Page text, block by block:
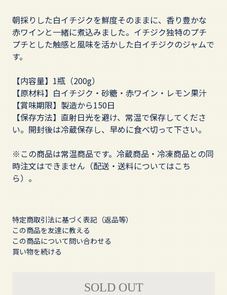
朝採りした白イチジクを鮮度そのままに、香り豊かな
赤ワインと一緒に煮込みました。イチジク独特のプチ
プチとした触感と風味を活かした白イチジクのジャムで
す。
【内容量】1瓶（200g）
【原材料】白イチジク・砂糖・赤ワイン・レモン果汁
【賞味期限】製造から150日
【保存方法】直射日光を避け、常温で保存してくださ
い。開封後は冷蔵保存し、早めに食べ切って下さい。
※この商品は常温商品です。冷蔵商品・冷凍商品との同
時注文はできません（配送・送料についてはこち
ら）。
特定商取引法に基づく表記（返品等）
この商品を友達に教える
この商品について問い合わせる
買い物を続ける
SOLD OUT